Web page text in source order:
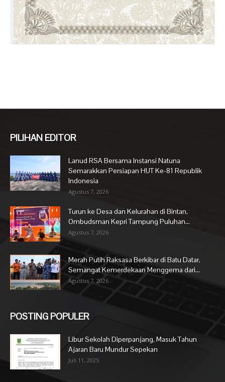
PILIHAN EDITOR
Lanud RSA Bersama Instansi Natuna
Semarakkan Persiapan HUT Ke-81 Republik
Indonesia
Agustus 7, 2026
Turun ke Desa dan Kelurahan di Bintan,
Ombudsman Kepri Tampung Puluhan...
Agustus 7, 2026
Merah Putih Raksasa Berkibar di Batu Datar,
Semangat Kemerdekaan Menggema dari...
Agustus 7, 2026
POSTING POPULER
Libur Sekolah Diperpanjang, Masuk Tahun
Ajaran Baru Mundur Sepekan
Juli 11, 2025